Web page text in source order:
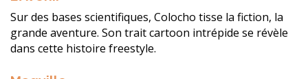
Sur des bases scientifiques, Colocho tisse la fiction, la
grande aventure. Son trait cartoon intrépide se révèle
dans cette histoire freestyle.